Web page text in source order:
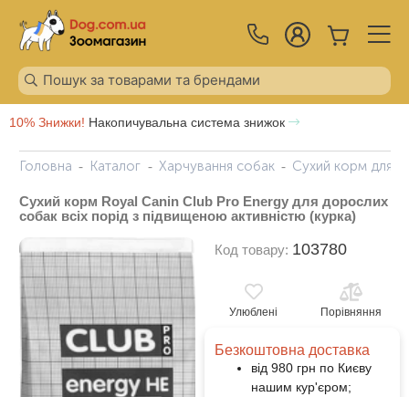
10% Знижки! Накопичувальна система знижок
Головна Каталог Харчування собак Сухий корм для
Сухий корм Royal Canin Club Pro Energy для дорослих
собак всіх порід з підвищеною активністю (курка)
Код товару: 103780
Улюблені Порівняння
Безкоштовна доставка
від 980 грн по Києву
нашим кур'єром;